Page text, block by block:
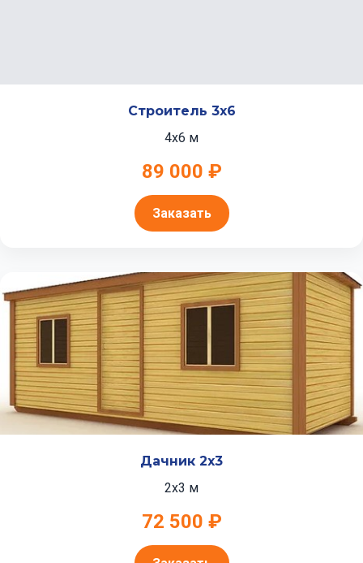
Строитель 3x6
4x6 м
89 000 ₽
Заказать
Дачник 2x3
2x3 м
72 500 ₽